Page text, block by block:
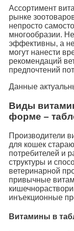
Ассортимент
рынке
непросто
многообразии.
эффективны, а
могут нанести
рекомендаций
предпочтений
Данные
Виды
форме –
Производители
для кошек
потребителей и
структуры и
ветеринарной
привычные
инъекционные
Витамины в